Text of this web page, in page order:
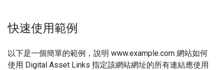
快速使用範例
以下是一個簡單的範例，說明 www.example.com 網站如何
使用 Digital Asset Links 指定該網站網址的所有連結應使用